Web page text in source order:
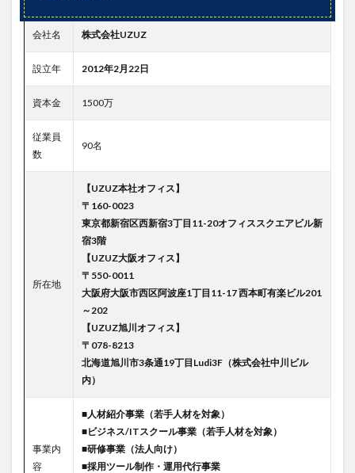
のま
とめ
5
めに
会社名 株式会社UZUZ
設立年 2012年2月22日
資本金 1500万
従業員
数
90名
所在地
【UZUZ本社オフィス】
〒160-0023
東京都新宿区西新宿3丁目11-20オフィススクエアビル新
宿3階
【UZUZ大阪オフィス】
〒550-0011
大阪府大阪市西区阿波座1丁目11-17 西本町有楽ビル201
～202
【UZUZ旭川オフィス】
〒078-8213
北海道旭川市3条通19丁目Ludi3F（株式会社中川ビル
内）
事業内
容
■人材紹介事業（若手人材を対象）
■ビジネス/ITスクール事業（若手人材を対象）
■研修事業（法人向け）
■採用ツール制作・運用代行事業